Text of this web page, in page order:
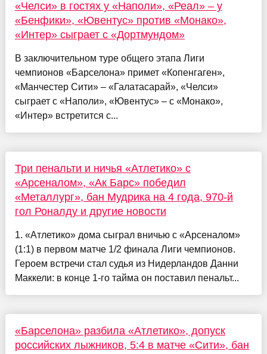
«Челси» в гостях у «Наполи», «Реал» – у
«Бенфики», «Ювентус» против «Монако»,
«Интер» сыграет с «Дортмундом»
В заключительном туре общего этапа Лиги
чемпионов «Барселона» примет «Копенгаген»,
«Манчестер Сити» – «Галатасарай», «Челси»
сыграет с «Наполи», «Ювентус» – с «Монако»,
«Интер» встретится с...
Три пенальти и ничья «Атлетико» с
«Арсеналом», «Ак Барс» победил
«Металлург», бан Мудрика на 4 года, 970-й
гол Роналду и другие новости
1. «Атлетико» дома сыграл вничью с «Арсеналом»
(1:1) в первом матче 1/2 финала Лиги чемпионов.
Героем встречи стал судья из Нидерландов Данни
Маккели: в конце 1-го тайма он поставил пенальт...
«Барселона» разбила «Атлетико», допуск
российских лыжников, 5:4 в матче «Сити», бан